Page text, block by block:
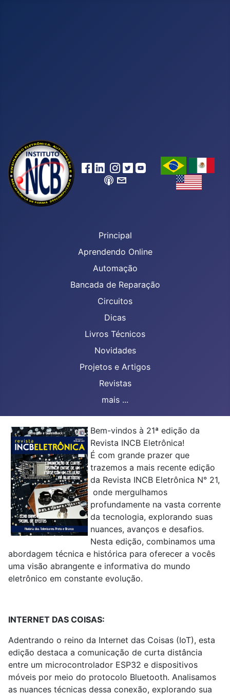
Principal
Aprendendo Online
Automação
Bancada de Reparação
Circuitos
Dicas
Livros Técnicos
Novidades
Projetos e Artigos
Revistas
mais ...
Bem-vindos à 21ª edição da
Revista INCB Eletrônica!
É com grande prazer que
trazemos a mais recente edição
da Revista INCB Eletrônica N° 21,
onde mergulhamos
profundamente na vasta corrente
da tecnologia, explorando suas
nuances, avanços e desafios.
Nesta edição, combinamos uma
abordagem técnica e histórica para oferecer a vocês
uma visão abrangente e informativa do mundo
eletrônico em constante evolução.
INTERNET DAS COISAS:
Adentrando o reino da Internet das Coisas (IoT), esta
edição destaca a comunicação de curta distância
entre um microcontrolador ESP32 e dispositivos
móveis por meio do protocolo Bluetooth. Analisamos
as nuances técnicas dessa conexão, explorando sua